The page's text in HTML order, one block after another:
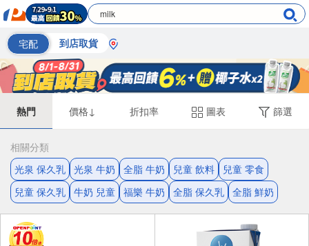
宅配 到店取貨
熱門 價格↓ 折扣率 圖表 篩選
相關分類
光泉 保久乳 光泉 牛奶 全脂 牛奶 兒童 飲料
兒童 零食
兒童 保久乳 牛奶 兒童 福樂 牛奶 全脂 保久乳 全脂 鮮奶